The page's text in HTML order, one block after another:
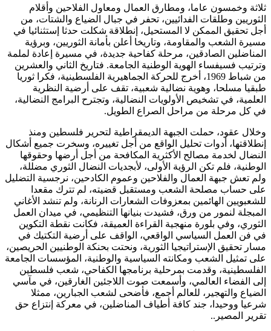
ثلاثة وخمسون عاما، ومطارق العمال ومعاول الفلاحين وأقلام
الثوريين وطلقات الفدائيين، تحفر في جبال الضياع والشتات، من
أجل تحقيق الممكن لا المستحيل، إنطلاقة شكلت حدثا إستثنائيا في
مسيرة الشعب والمقاومة، وتاريخا أعلن بأمانة الثوريين، وبرؤية
المناضلين الصادقين، مرحلة كفاحية جديدة، في مسيرة إعادة لملمة
وترتيب فسيفساء الهوية الوطنية الجامعة. فتاريخ الثاني والعشرين
من شباط 1969، أخرج للحركة الجماهيرية الفلسطينية، فكرا ثوريا
طبقيا مسلحا، وهوية نضالية شعبية، تقف على أرضية النظرية
العلمية، في تشخيص الأولويات النضالية، وتجترح البرامج النضالية،
في كل مرحلة من مراحل الصراع الطويل.
وخلال عقود، حملت الجبهة الديمقراطية لتحرير فلسطين ومنذ
إنطلاقتها، أدوات تحليل الواقع من أجل تغييره، وسخرت جميع أشكال
النضال لخدمة مصالح الأكثرية المكافحة من أجل أرضها وحقوقها
الوطنية، فلم تكن الرؤية الأولى، لأبجديات النضال الثوري مضللة،
ولم تعش جبهة العمال والفلاحين وعموم الكادحين، نرجسية التضليل
على حساب مصلحة الشعب ومستقبل قضيته، لم تترك مقعدا
للشعبويين الهائمين بمعزوفات الشعارات الرنانة، ولم تنشد الأغاني
المبجلة لنمور من ورق، فشيدت بنيانها التنظيمي، في ميدان العمل
الثوري، وفي بلورة منهجية القراءة العميقة، فكانت نقطة التكوين
في فن العمل السياسي الواقعي، الواقف على أرضية التكتيك في
مسار تحقيق الإستراتيجيا الثورية، ونحتت بحنكة الوطنيين الحريصين،
على تمثيل الشعب ومكانته السياسية والوطنية، المؤسسات الجامعة
الفلسطينية، وقدمت بمرحلية برنامجها الكفاحي، شعب فلسطين
إلى الفضاء العالمي، وأسمعت صوت اللاجئين الغارقين، في مآسي
الضياع والتهجير، للعالم أجمع، فأضحى لشعب الجبارين، ممثلا
شرعيا ووحيدا، جند كافة أطياف المناضلين، في معركة إنتزاع حق
تقرير المصير..